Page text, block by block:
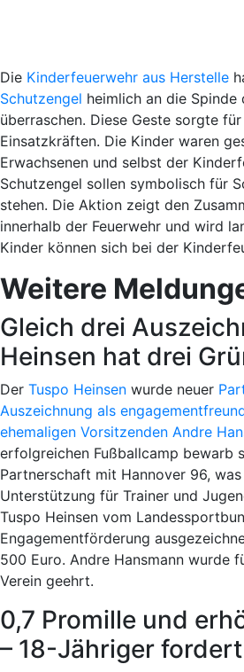
Die Kinderfeuerwehr aus Herstelle
Schutzengel heimlich an die
überraschen. Diese Geste sorgte
Einsatzkräften. Die Kinder waren
Erwachsenen und selbst der
Schutzengel sollen symbolisch für
stehen. Die Aktion zeigt den
innerhalb der Feuerwehr und wird
Kinder können sich bei der
Weitere
Gleich drei
Heinsen hat drei
Der Tuspo Heinsen wurde neuer
Auszeichnung als
ehemaligen Vorsitzenden Andre
erfolgreichen Fußballcamp bewarb
Partnerschaft mit Hannover 96,
Unterstützung für Trainer und
Tuspo Heinsen vom
Engagementförderung
500 Euro. Andre Hansmann wurde
Verein geehrt.
0,7 Promille und
– 18-Jähriger